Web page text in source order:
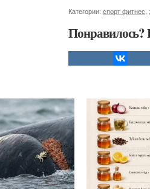
Категории: спорт фитнес
Понравилось?